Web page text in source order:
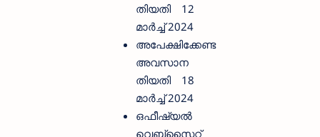
തിയതി
12
മാർച്ച് 2024
അപേക്ഷിക്കേണ്ട
അവസാന
തിയതി
18
മാർച്ച് 2024
ഒഫീഷ്യല്‍
വെബ്സൈറ്റ്